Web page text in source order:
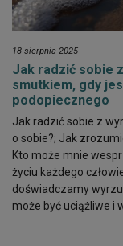
18 sierpnia 2025
Jak radzić sobie
smutkiem, gdy
podopiecznego
Jak radzić sobie z
o sobie?; Jak
Kto może mnie
życiu każdego
doświadczamy
może być uciążliwe i